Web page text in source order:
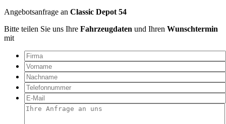
Angebotsanfrage an Classic Depot 54
Bitte teilen Sie uns Ihre Fahrzeugdaten und Ihren Wunschtermin
mit